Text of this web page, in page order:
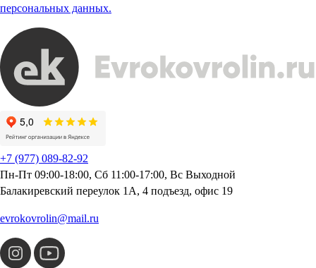
персональных данных.
+7 (977) 089-82-92
Пн-Пт 09:00-18:00, Сб 11:00-17:00, Вс Выходной
Балакиревский переулок 1А, 4 подъезд, офис 19
evrokovrolin@mail.ru